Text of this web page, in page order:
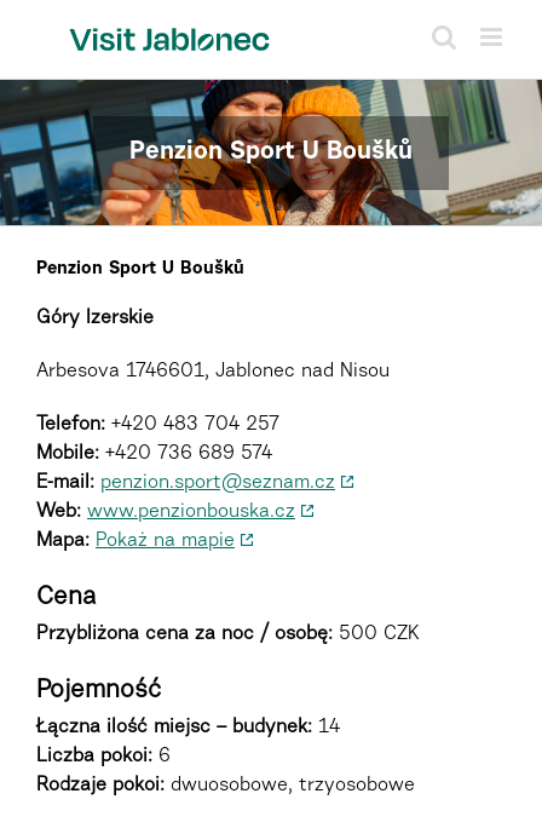
Penzion Sport U Boušků
Penzion Sport U Boušků
Góry Izerskie
Arbesova 1746601, Jablonec nad Nisou
Telefon: +420 483 704 257
Mobile: +420 736 689 574
E-mail: penzion.sport@seznam.cz
Web: www.penzionbouska.cz
Mapa: Pokaż na mapie
Cena
Przybliżona cena za noc / osobę: 500 CZK
Pojemność
Łączna ilość miejsc – budynek: 14
Liczba pokoi: 6
Rodzaje pokoi: dwuosobowe, trzyosobowe